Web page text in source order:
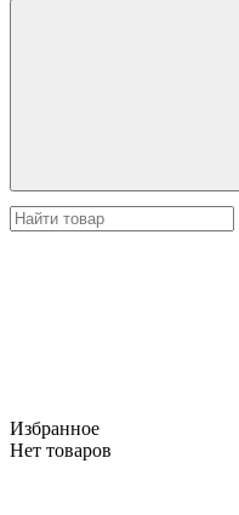
Избранное
Нет товаров